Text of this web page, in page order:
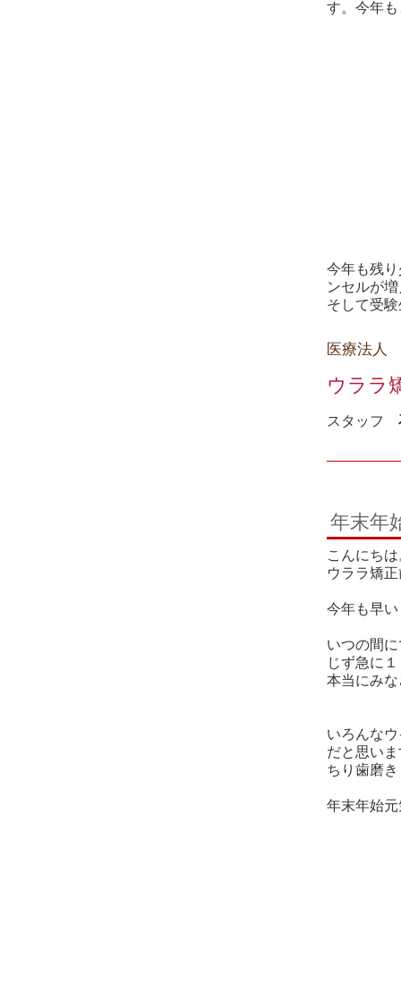
す。今年
今年も残
ンセルが
そして受
医療法人
ウララ
スタッフ
年末年
こんにち
ウララ矯
今年も早
いつの間
じず急に
本当にみ
いろんな
だと思い
ちり歯磨
年末年始